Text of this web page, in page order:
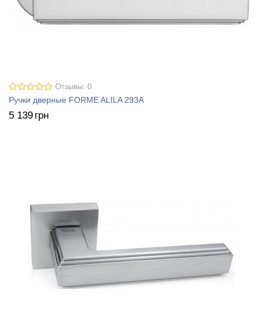
Отзывы: 0
Ручки дверные FORME ALILA 293A
5 139 грн